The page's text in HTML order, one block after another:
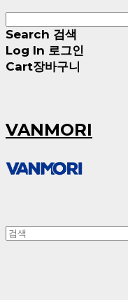
Search 검색
Log In 로그인
Cart장바구니
VANMORI